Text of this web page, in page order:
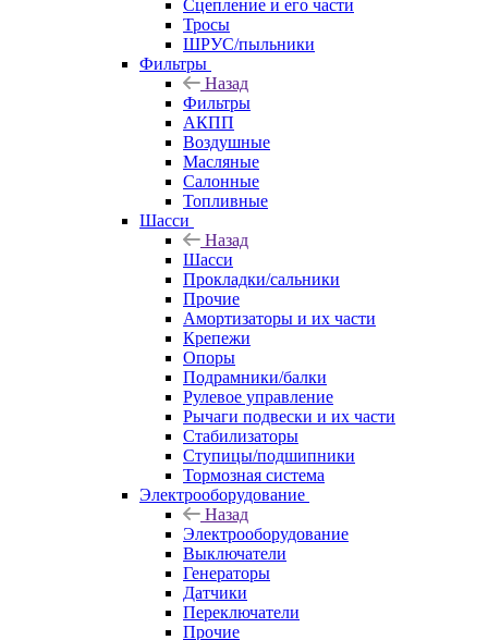
Сцепление и его части
Тросы
ШРУС/пыльники
Фильтры
Назад
Фильтры
АКПП
Воздушные
Масляные
Салонные
Топливные
Шасси
Назад
Шасси
Прокладки/сальники
Прочие
Амортизаторы и их части
Крепежи
Опоры
Подрамники/балки
Рулевое управление
Рычаги подвески и их части
Стабилизаторы
Ступицы/подшипники
Тормозная система
Электрооборудование
Назад
Электрооборудование
Выключатели
Генераторы
Датчики
Переключатели
Прочие